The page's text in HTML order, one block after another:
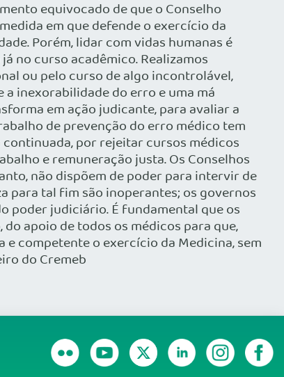
equivocado de que o Conselho
em que defende o exercício da
Porém, lidar com vidas humanas é
no curso acadêmico. Realizamos
ou pelo curso de algo incontrolável,
inexorabilidade do erro e uma má
em ação judicante, para avaliar a
de prevenção do erro médico tem
por rejeitar cursos médicos
e remuneração justa. Os Conselhos
não dispõem de poder para intervir de
para tal fim são inoperantes; os governos
poder judiciário. É fundamental que os
apoio de todos os médicos para que,
competente o exercício da Medicina, sem
do Cremeb